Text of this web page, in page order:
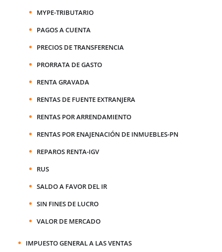
MYPE-TRIBUTARIO
PAGOS A CUENTA
PRECIOS DE TRANSFERENCIA
PRORRATA DE GASTO
RENTA GRAVADA
RENTAS DE FUENTE EXTRANJERA
RENTAS POR ARRENDAMIENTO
RENTAS POR ENAJENACIÓN DE INMUEBLES-PN
REPAROS RENTA-IGV
RUS
SALDO A FAVOR DEL IR
SIN FINES DE LUCRO
VALOR DE MERCADO
IMPUESTO GENERAL A LAS VENTAS